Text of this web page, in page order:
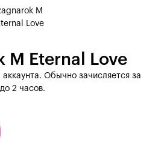
M
Love
M Eternal Love
аккаунта. Обычно зачисляется за
2 часов.